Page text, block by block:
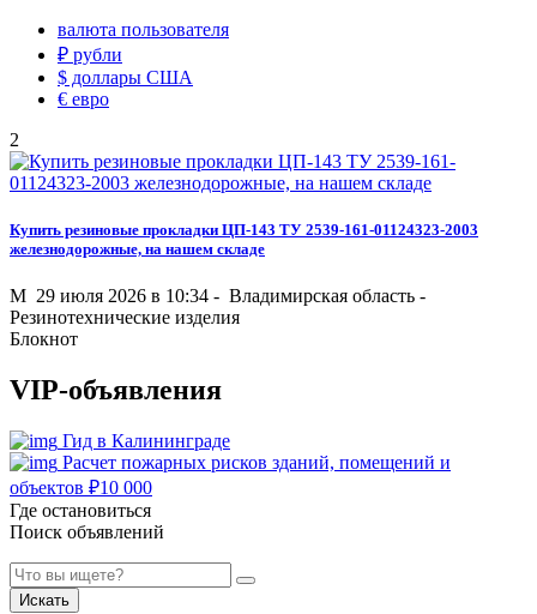
валюта пользователя
₽ рубли
$ доллары США
€ евро
2
Купить резиновые прокладки ЦП-143 ТУ 2539-161-01124323-2003
железнодорожные, на нашем складе
M 29 июля 2026 в 10:34 - Владимирская область -
Резинотехнические изделия
Блокнот
VIP-объявления
Гид в Калининграде
Расчет пожарных рисков зданий, помещений и
объектов ₽10 000
Где остановиться
Поиск объявлений
Искать